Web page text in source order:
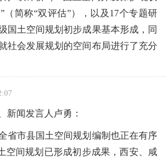
（简称“双评估”），以及17个专题研
国土空间规划初步成果基本形成，同
社会发展规划的空间布局进行了充分
新闻发言人卢勇：
省市县国土空间规划编制也正在有序
空间规划已形成初步成果，西安、咸